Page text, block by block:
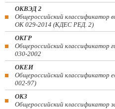
ОКВЭД 2
Общероссийский классификатор
ОК 029-2014 (КДЕС РЕД. 2)
ОКГР
Общероссийский классификатор
030-2002
ОКЕИ
Общероссийский классификатор
002-97)
ОКЗ
Общероссийский классификатор